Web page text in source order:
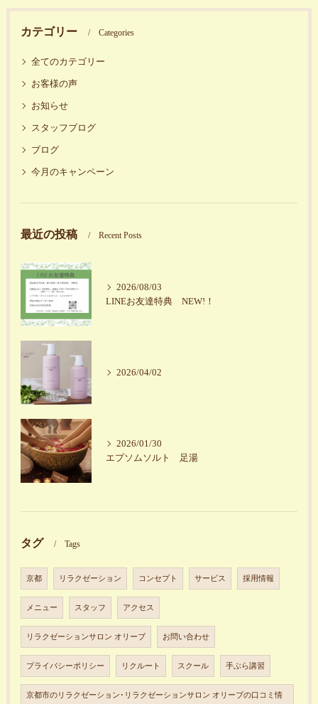
カテゴリー Categories
全てのカテゴリー
お客様の声
お知らせ
スタッフブログ
ブログ
今月のキャンペーン
最近の投稿 Recent Posts
2026/08/03
LINEお友達特典 NEW!！
2026/04/02
2026/01/30
エプソムソルト 足湯
タグ Tags
京都 リラクゼーション コンセプト サービス 採用情報
メニュー スタッフ アクセス
リラクゼーションサロン オリーブ お問い合わせ
プライバシーポリシー リクルート スクール 手ぶら講習
京都市のリラクゼーション･リラクゼーションサロン オリーブの口コミ情